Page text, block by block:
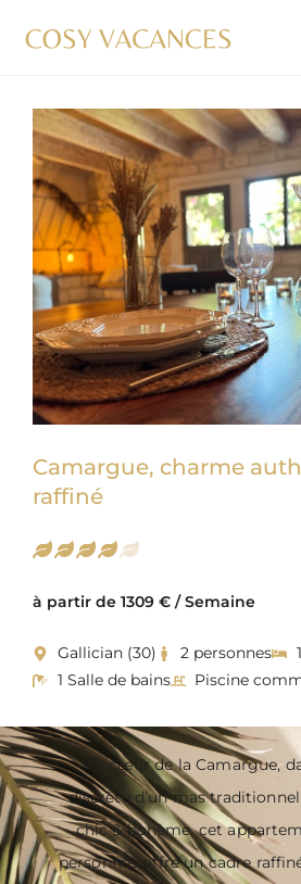
Camargue, charme
raffiné
à partir de 1309 € / Semaine
Gallician (30) 2 personnes
1 Salle de bains
Piscine
Au cœur de la Camargue,
discrète d’un mas
chic & bohème, cet
personnes offre un cadre